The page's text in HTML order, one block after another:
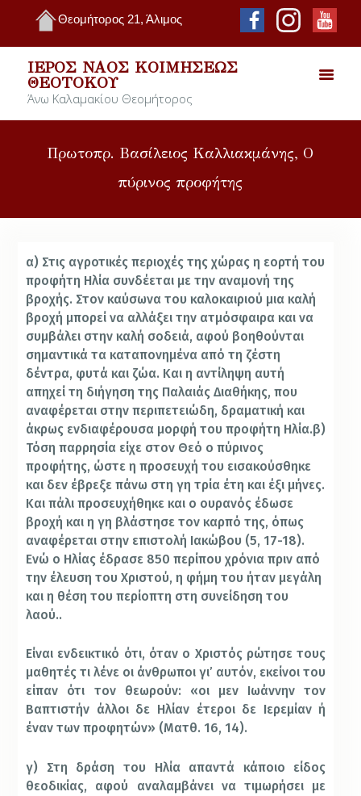
Θεομήτορος 21, Άλιμος
ΙΕΡΌΣ ΝΑΌΣ ΚΟΙΜΉΣΕΩΣ
ΘΕΟΤΌΚΟΥ
Άνω Καλαμακίου Θεομήτορος
Πρωτοπρ. Βασίλειος Καλλιακμάνης, Ο
πύρινος προφήτης
α) Στις αγροτικές περιοχές της χώρας η εορτή του
προφήτη Ηλία συνδέεται με την αναμονή της
βροχής. Στον καύσωνα του καλοκαιριού μια καλή
βροχή μπορεί να αλλάξει την ατμόσφαιρα και να
συμβάλει στην καλή σοδειά, αφού βοηθούνται
σημαντικά τα καταπονημένα από τη ζέστη
δέντρα, φυτά και ζώα. Και η αντίληψη αυτή
απηχεί τη διήγηση της Παλαιάς Διαθήκης, που
αναφέρεται στην περιπετειώδη, δραματική και
άκρως ενδιαφέρουσα μορφή του προφήτη Ηλία.β)
Τόση παρρησία είχε στον Θεό ο πύρινος
προφήτης, ώστε η προσευχή του εισακούσθηκε
και δεν έβρεξε πάνω στη γη τρία έτη και έξι μήνες.
Και πάλι προσευχήθηκε και ο ουρανός έδωσε
βροχή και η γη βλάστησε τον καρπό της, όπως
αναφέρεται στην επιστολή Ιακώβου (5, 17-18).
Ενώ ο Ηλίας έδρασε 850 περίπου χρόνια πριν από
την έλευση του Χριστού, η φήμη του ήταν μεγάλη
και η θέση του περίοπτη στη συνείδηση του
λαού..
Είναι ενδεικτικό ότι, όταν ο Χριστός ρώτησε τους
μαθητές τι λένε οι άνθρωποι γι’ αυτόν, εκείνοι του
είπαν ότι τον θεωρούν: «οι μεν Ιωάννην τον
Βαπτιστήν άλλοι δε Ηλίαν έτεροι δε Ιερεμίαν ή
έναν των προφητών» (Ματθ. 16, 14).
γ) Στη δράση του Ηλία απαντά κάποιο είδος
θεοδικίας, αφού αναλαμβάνει να τιμωρήσει με